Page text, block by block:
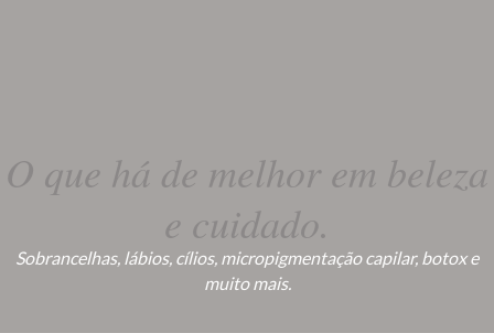
O que há de melhor em beleza
e cuidado.
Sobrancelhas, lábios, cílios, micropigmentação capilar, botox e
muito mais.